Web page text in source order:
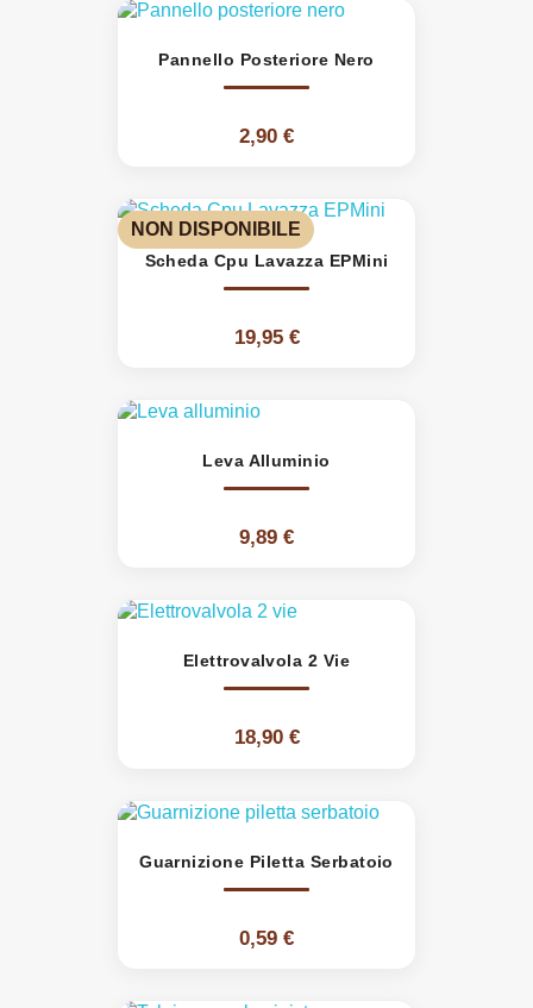
Pannello Posteriore Nero
2,90 €
Scheda Cpu Lavazza EPMini
19,95 €
NON DISPONIBILE
Leva Alluminio
9,89 €
Elettrovalvola 2 Vie
18,90 €
Guarnizione Piletta Serbatoio
0,59 €